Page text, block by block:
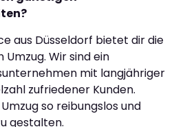
aus Düsseldorf bietet dir die
Umzug. Wir sind ein
mit langjähriger
zufriedener Kunden.
so reibungslos und
gestalten.